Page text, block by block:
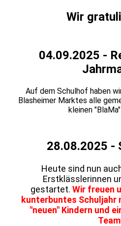
Wir
04.09.2025 -
Auf dem Schulhof haben
Blasheimer Marktes alle
kleinen
28.08.2025 -
Heute sind nun
Erstklässlerinnen
gestartet. Wir freuen
kunterbuntes Schuljahr
"neuen" Kindern und